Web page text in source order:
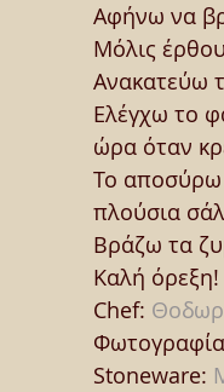
Αφήνω να
Μόλις
Ανακατεύω
Ελέγχω το
ώρα όταν
Το αποσύρω
πλούσια
Βράζω τα
Καλή όρεξη!
Chef:
Stoneware: